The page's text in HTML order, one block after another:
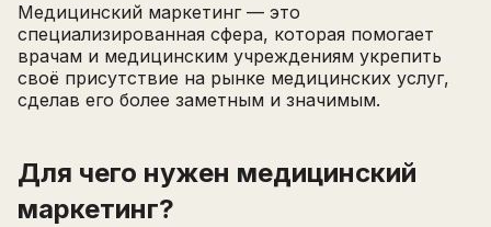
Медицинский маркетинг — это
специализированная сфера, которая помогает
врачам и медицинским учреждениям укрепить
своё присутствие на рынке медицинских услуг,
сделав его более заметным и значимым.
Для чего нужен медицинский
маркетинг?